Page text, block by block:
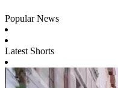
Popular News
Latest Shorts